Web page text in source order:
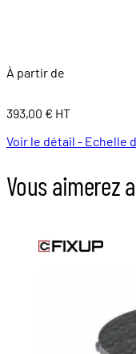
À partir de
393,00 € HT
Voir le détail - Echelle
Vous aimerez